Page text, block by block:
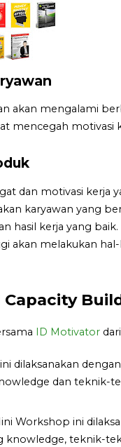
akan mengalami
mencegah motivasi
dan motivasi
karyawan yang
hasil kerja yang
akan melakukan
Capacity
ID Motivator
dilaksanakan
dan teknik-
Workshop ini
knowledge, teknik-